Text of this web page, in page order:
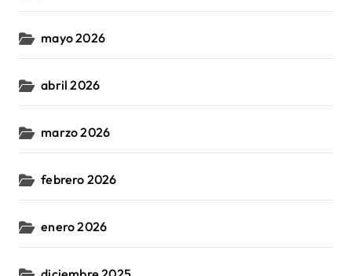
mayo 2026
abril 2026
marzo 2026
febrero 2026
enero 2026